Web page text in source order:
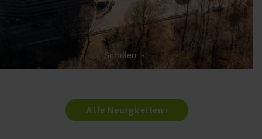
Scrollen
Alle Neuigkeiten ›